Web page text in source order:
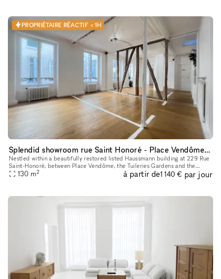
PROPRIÉTAIRE RÉACTIF < 1H
Splendid showroom rue Saint Honoré - Place Vendôme, in the heart of Paris fashion & culture district.
Nestled within a beautifully restored listed Haussmann building at 229 Rue
Saint-Honoré, between Place Vendôme, the Tuileries Gardens and the
Louvre, 229LAB offers one of Paris' most prestigious addr
130 m2 à partir de1 140 € par jour